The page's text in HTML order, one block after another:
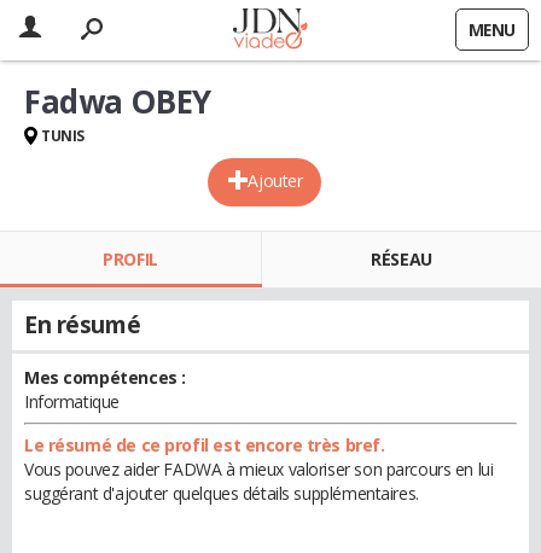
MENU
Ajouter
Fadwa OBEY
TUNIS
PROFIL RÉSEAU
En résumé
Mes compétences :
Informatique
Le résumé de ce profil est encore très bref.
Vous pouvez aider FADWA à mieux valoriser son parcours en lui
suggérant d'ajouter quelques détails supplémentaires.